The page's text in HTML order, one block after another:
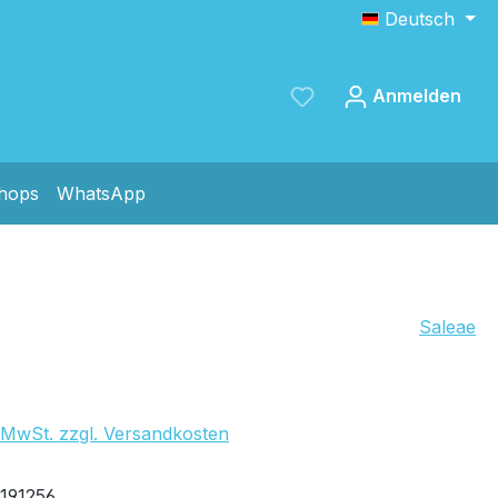
Deutsch
Anmelden
WhatsApp
Saleae
zzgl. Versandkosten